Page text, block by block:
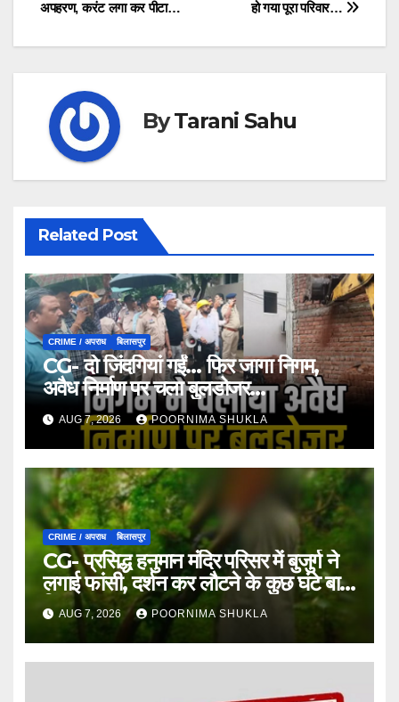
हो गया पूरा परिवार…
अपहरण, करंट लगा कर पीटा…
ByTarani Sahu
Related Post
CRIME / अपराध बिलासपुर
CG- दो जिंदगियां गईं… फिर जागा निगम,
अवैध निर्माण पर चला बुलडोजर…
AUG 7, 2026 POORNIMA SHUKLA
CRIME / अपराध बिलासपुर
CG- प्रसिद्ध हनुमान मंदिर परिसर में बुजुर्ग ने
लगाई फांसी, दर्शन कर लौटने के कुछ घंटे बाद
मिला शव…
AUG 7, 2026 POORNIMA SHUKLA